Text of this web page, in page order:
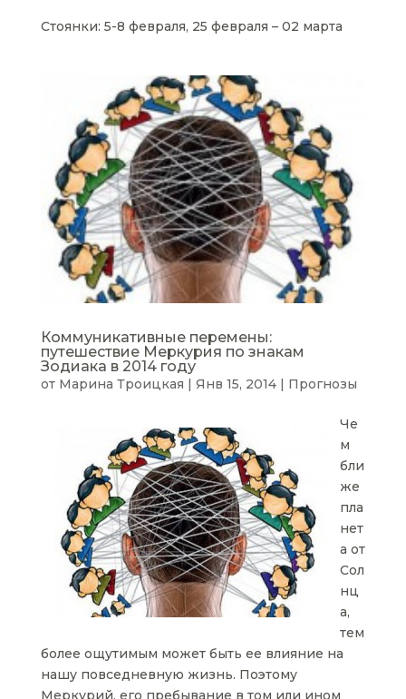
Стоянки: 5-8 февраля, 25 февраля – 02 марта
Коммуникативные перемены:
путешествие Меркурия по знакам
Зодиака в 2014 году
от Марина Троицкая | Янв 15, 2014| Прогнозы
Че
м
бли
же
пла
нет
а от
Сол
нц
а,
тем
более ощутимым может быть ее влияние на
нашу повседневную жизнь. Поэтому
Меркурий, его пребывание в том или ином